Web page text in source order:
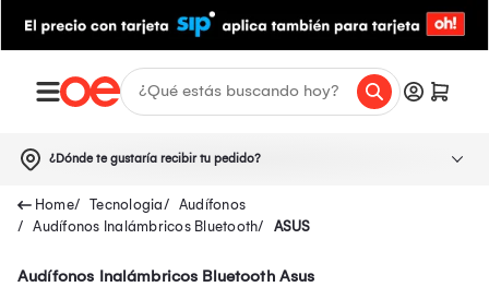
¿Dónde te gustaría recibir tu pedido?
Tecnologia
Audífonos
Audífonos Inalámbricos Bluetooth
ASUS
Audífonos Inalámbricos Bluetooth Asus